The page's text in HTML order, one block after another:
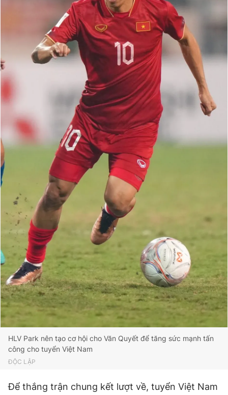
0906 645 777
Liên hệ quảng cáo
0908 780 404
Đặt báo Quảng cáo RSS Tòa soạn Chính sách bảo
Tổng biên tập: Nguyễn Ngọc Toàn
Phó tổng biên tập thường trực: Hải Thành
Phó tổng biên tập: Lâm Hiếu Dũng
Phó tổng biên tập: Trần Việt Hưng
Tổng thư ký tòa soạn: Đức Trung
Giấy phép xuất bản số 110/GP - BTTTT cấp ngày 24.3.2020
© 2003-2026 Bản quyền thuộc về Báo Thanh Niên. Cấm sao
chép dưới mọi hình thức nếu không có sự chấp thuận bằng văn
bản. Phát triển bởi ePi Technologies, JSC.
HLV Park nên tạo cơ hội cho Văn Quyết để tăng sức mạnh tấn
công cho tuyển Việt Nam
ĐỘC LẬP
Để thắng trận chung kết lượt về, tuyển Việt Nam